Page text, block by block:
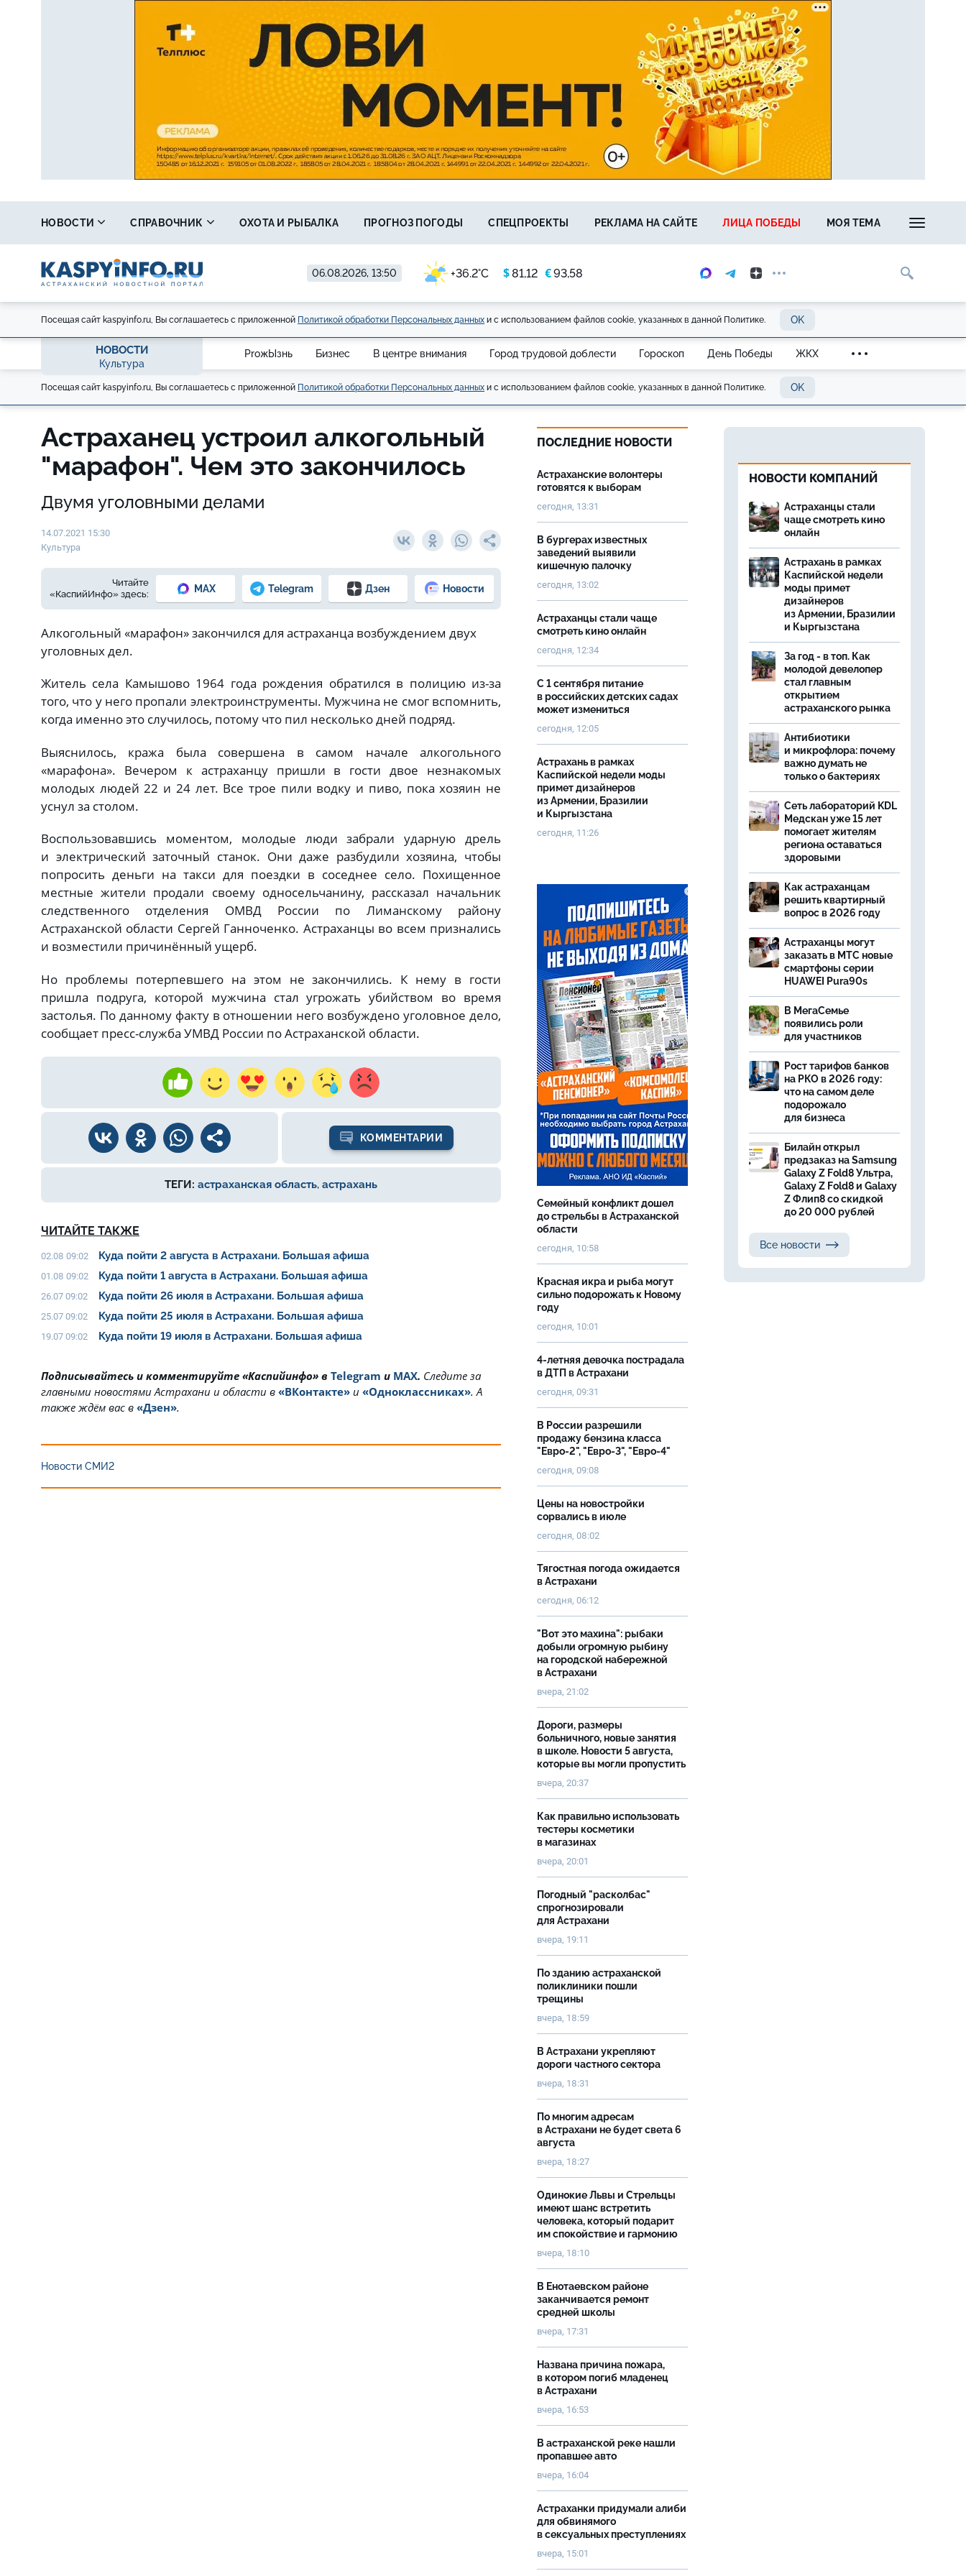
06.08.2026, 13:50 +36.2°C $81,12 €93,58
НОВОСТИ СПРАВОЧНИК ОХОТА И РЫБАЛКА ПРОГНОЗ ПОГОДЫ СПЕЦПРОЕКТЫ РЕКЛАМА НА САЙТЕ ЛИЦА ПОБЕДЫ МОЯ ТЕМА
Посещая сайт kaspyinfo.ru, Вы соглашаетесь с приложенной Политикой обработки Персональных данных и с использованием файлов cookie, указанных в данной Политике. OK
НОВОСТИ
Культура
ProжЫзнь Бизнес В центре внимания Город трудовой доблести Гороскоп День Победы ЖКХ
Посещая сайт kaspyinfo.ru, Вы соглашаетесь с приложенной Политикой обработки Персональных данных и с использованием файлов cookie, указанных в данной Политике. OK
Астраханец устроил алкогольный
"марафон". Чем это закончилось
Двумя уголовными делами
14.07.2021 15:30
Культура
Читайте
«КаспийИнфо» здесь:
MAX Telegram Дзен Новости
Алкогольный «марафон» закончился для астраханца возбуждением двух
уголовных дел.
Житель села Камышово 1964 года рождения обратился в полицию из-за
того, что у него пропали электроинструменты. Мужчина не смог вспомнить,
когда именно это случилось, потому что пил несколько дней подряд.
Выяснилось, кража была совершена в самом начале алкогольного
«марафона». Вечером к астраханцу пришли в гости двое незнакомых
молодых людей 22 и 24 лет. Все трое пили водку и пиво, пока хозяин не
уснул за столом.
Воспользовавшись моментом, молодые люди забрали ударную дрель
и электрический заточный станок. Они даже разбудили хозяина, чтобы
попросить деньги на такси для поездки в соседнее село. Похищенное
местные жители продали своему односельчанину, рассказал начальник
следственного отделения ОМВД России по Лиманскому району
Астраханской области Сергей Ганноченко. Астраханцы во всем признались
и возместили причинённый ущерб.
Но проблемы потерпевшего на этом не закончились. К нему в гости
пришла подруга, которой мужчина стал угрожать убийством во время
застолья. По данному факту в отношении него возбуждено уголовное дело,
сообщает пресс-служба УМВД России по Астраханской области.
КОММЕНТАРИИ
ТЕГИ: астраханская область, астрахань
ЧИТАЙТЕ ТАКЖЕ
02.08 09:02 Куда пойти 2 августа в Астрахани. Большая афиша
01.08 09:02 Куда пойти 1 августа в Астрахани. Большая афиша
26.07 09:02 Куда пойти 26 июля в Астрахани. Большая афиша
25.07 09:02 Куда пойти 25 июля в Астрахани. Большая афиша
19.07 09:02 Куда пойти 19 июля в Астрахани. Большая афиша
Подписывайтесь и комментируйте «Каспийинфо» в Telegram и MAX. Cледите за
главными новостями Астрахани и области в «ВКонтакте» и «Одноклассниках». А
также ждём вас в «Дзен».
Новости СМИ2
ПОСЛЕДНИЕ НОВОСТИ
Астраханские волонтеры
готовятся к выборам
сегодня, 13:31
В бургерах известных
заведений выявили
кишечную палочку
сегодня, 13:02
Астраханцы стали чаще
смотреть кино онлайн
сегодня, 12:34
С 1 сентября питание
в российских детских садах
может измениться
сегодня, 12:05
Астрахань в рамках
Каспийской недели моды
примет дизайнеров
из Армении, Бразилии
и Кыргызстана
сегодня, 11:26
Семейный конфликт дошел
до стрельбы в Астраханской
области
сегодня, 10:58
Красная икра и рыба могут
сильно подорожать к Новому
году
сегодня, 10:01
4-летняя девочка пострадала
в ДТП в Астрахани
сегодня, 09:31
В России разрешили
продажу бензина класса
"Евро-2", "Евро-3", "Евро-4"
сегодня, 09:08
Цены на новостройки
сорвались в июле
сегодня, 08:02
Тягостная погода ожидается
в Астрахани
сегодня, 06:12
"Вот это махина": рыбаки
добыли огромную рыбину
на городской набережной
в Астрахани
вчера, 21:02
Дороги, размеры
больничного, новые занятия
в школе. Новости 5 августа,
которые вы могли пропустить
вчера, 20:37
Как правильно использовать
тестеры косметики
в магазинах
вчера, 20:01
Погодный "расколбас"
спрогнозировали
для Астрахани
вчера, 19:11
По зданию астраханской
поликлиники пошли
трещины
вчера, 18:59
В Астрахани укрепляют
дороги частного сектора
вчера, 18:31
По многим адресам
в Астрахани не будет света 6
августа
вчера, 18:27
Одинокие Львы и Стрельцы
имеют шанс встретить
человека, который подарит
им спокойствие и гармонию
вчера, 18:10
В Енотаевском районе
заканчивается ремонт
средней школы
вчера, 17:31
Названа причина пожара,
в котором погиб младенец
в Астрахани
вчера, 16:53
В астраханской реке нашли
пропавшее авто
вчера, 16:04
Астраханки придумали алиби
для обвинямого
в сексуальных преступлениях
вчера, 15:01
НОВОСТИ КОМПАНИЙ
Астраханцы стали
чаще смотреть кино
онлайн
Астрахань в рамках
Каспийской недели
моды примет
дизайнеров
из Армении, Бразилии
и Кыргызстана
За год - в топ. Как
молодой девелопер
стал главным
открытием
астраханского рынка
Антибиотики
и микрофлора: почему
важно думать не
только о бактериях
Сеть лабораторий KDL
Медскан уже 15 лет
помогает жителям
региона оставаться
здоровыми
Как астраханцам
решить квартирный
вопрос в 2026 году
Астраханцы могут
заказать в МТС новые
смартфоны серии
HUAWEI Pura90s
В МегаСемье
появились роли
для участников
Рост тарифов банков
на РКО в 2026 году:
что на самом деле
подорожало
для бизнеса
Билайн открыл
предзаказ на Samsung
Galaxy Z Fold8 Ультра,
Galaxy Z Fold8 и Galaxy
Z Флип8 со скидкой
до 20 000 рублей
Все новости